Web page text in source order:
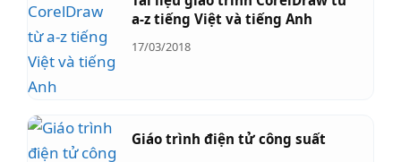
a-z tiếng Việt và tiếng Anh
17/03/2018
Giáo trình điện tử công suất